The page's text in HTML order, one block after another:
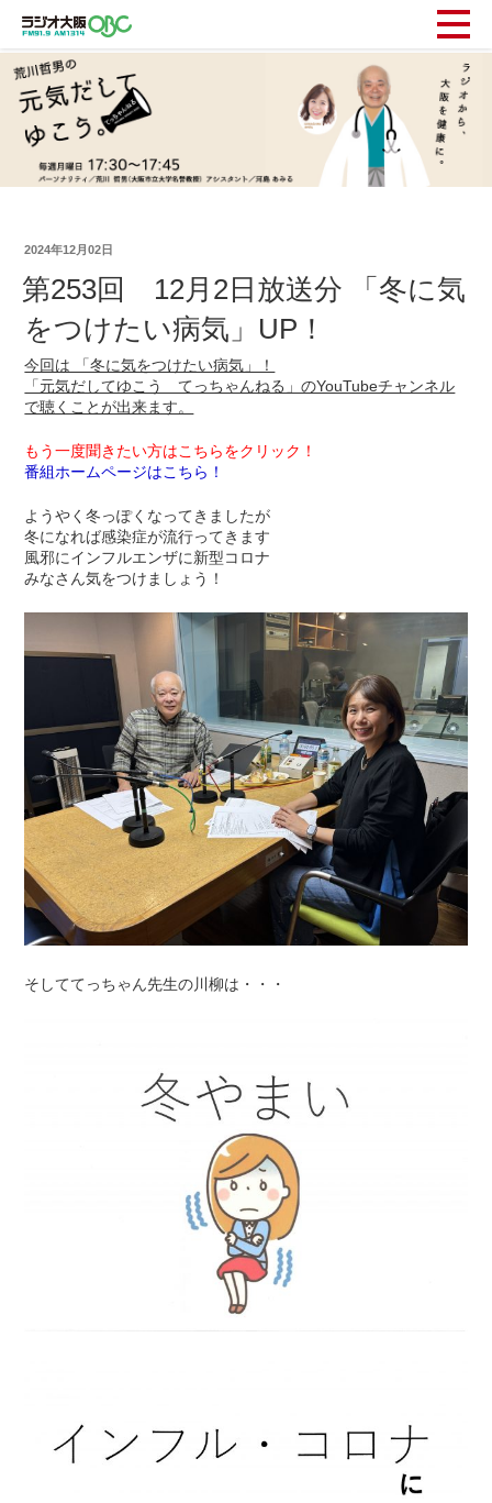
2024年12月02日
第253回 12月2日放送分 「冬に気
をつけたい病気」UP！
今回は 「冬に気をつけたい病気」！
「元気だしてゆこう てっちゃんねる」のYouTubeチャンネル
で聴くことが出来ます。
もう一度聞きたい方はこちらをクリック！
番組ホームページはこちら！
ようやく冬っぽくなってきましたが
冬になれば感染症が流行ってきます
風邪にインフルエンザに新型コロナ
みなさん気をつけましょう！
そしててっちゃん先生の川柳は・・・